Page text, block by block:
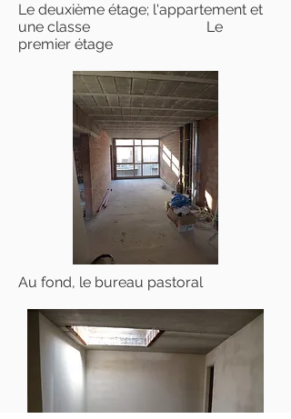
Le deuxième étage; l'appartement et
une classe Le
premier étage
Au fond, le bureau pastoral